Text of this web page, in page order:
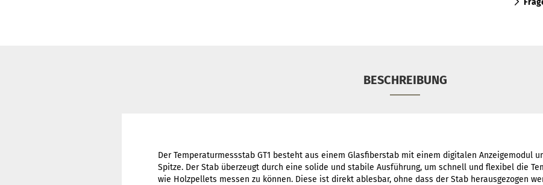
BESCHREIBUNG
Der Temperaturmessstab GT1 besteht aus einem Glasfiberstab mit einem digitalen Anzeigemodul
Spitze. Der Stab überzeugt durch eine solide und stabile Ausführung, um schnell und flexibel die
wie Holzpellets messen zu können. Diese ist direkt ablesbar, ohne dass der Stab herausgezogen